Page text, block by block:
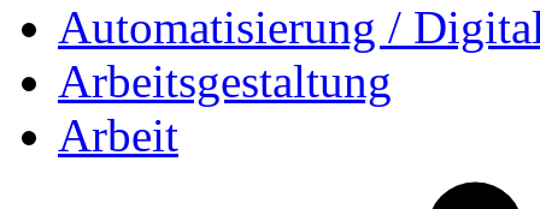
Automatisierung /
Arbeitsgestaltung
Arbeit